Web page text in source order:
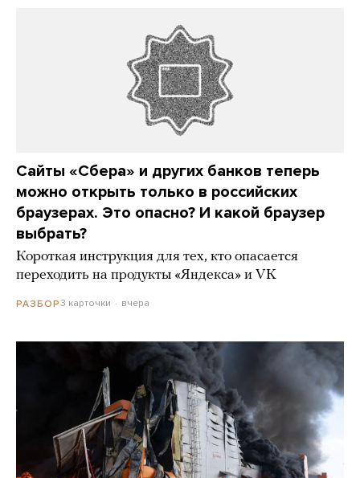
Сайты «Сбера» и других банков теперь
можно открыть только в российских
браузерах. Это опасно? И какой браузер
выбрать?
Короткая инструкция для тех, кто опасается
переходить на продукты «Яндекса» и VK
РАЗБОР3 карточки вчера